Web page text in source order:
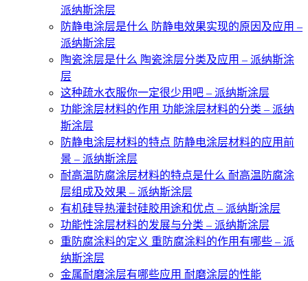
派纳斯涂层
防静电涂层是什么 防静电效果实现的原因及应用 –
派纳斯涂层
陶瓷涂层是什么 陶瓷涂层分类及应用 – 派纳斯涂
层
这种疏水衣服你一定很少用吧 – 派纳斯涂层
功能涂层材料的作用 功能涂层材料的分类 – 派纳
斯涂层
防静电涂层材料的特点 防静电涂层材料的应用前
景 – 派纳斯涂层
耐高温防腐涂层材料的特点是什么 耐高温防腐涂
层组成及效果 – 派纳斯涂层
有机硅导热灌封硅胶用途和优点 – 派纳斯涂层
功能性涂层材料的发展与分类 – 派纳斯涂层
重防腐涂料的定义 重防腐涂料的作用有哪些 – 派
纳斯涂层
金属耐磨涂层有哪些应用 耐磨涂层的性能